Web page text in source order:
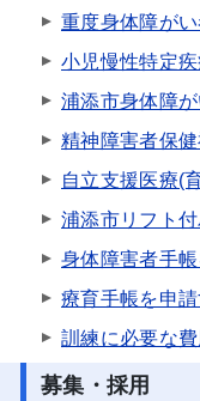
重度身体障が
小児慢性特定
浦添市身体障
精神障害者保
自立支援医療(
浦添市リフト
身体障害者手
療育手帳を申
訓練に必要な
募集・採用